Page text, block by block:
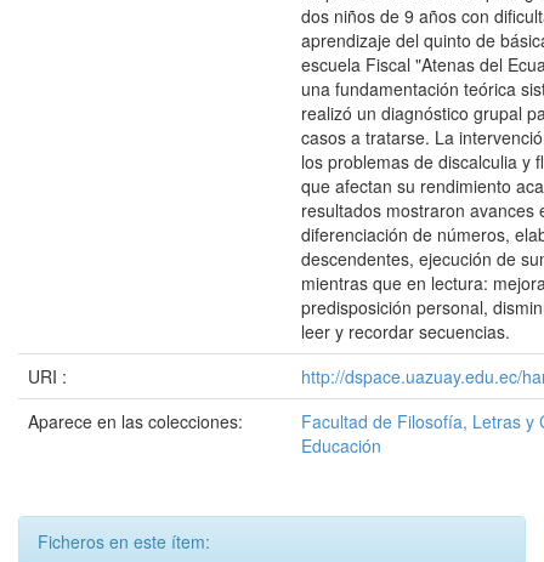
dos niños de 9 años con
aprendizaje del quinto de
escuela Fiscal "Atenas del
una fundamentación teórica
realizó un diagnóstico grupal
casos a tratarse. La
los problemas de discalculia y
que afectan su rendimiento
resultados mostraron avances
diferenciación de números,
descendentes, ejecución de
mientras que en lectura:
predisposición personal,
leer y recordar secuencias.
URI :
http://dspace.uazuay.edu.ec/
Aparece en las colecciones:
Facultad de Filosofía, Letras y
Educación
Ficheros en este ítem: